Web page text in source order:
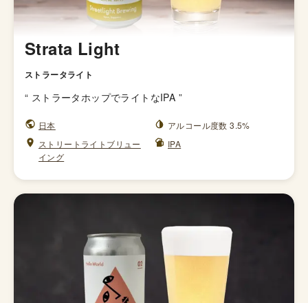
Strata Light
ストラータライト
“ ストラータホップでライトなIPA ”
日本
アルコール度数 3.5%
ストリートライトブリュー
イング
IPA